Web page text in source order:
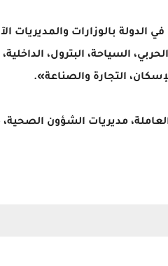
أيام صرف المرتبات للعاملين في الدولة بالوزارات
السياحة، البترول،
التجارة والصناعة».
مديريات الشؤون